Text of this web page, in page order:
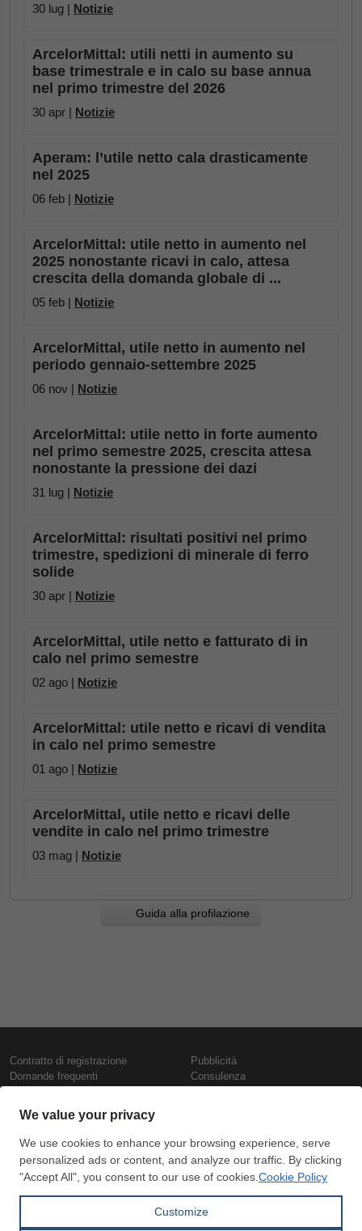
30 lug | Notizie
ArcelorMittal: utili netti in aumento su
base trimestrale e in calo su base annua
nel primo trimestre del 2026
30 apr | Notizie
Aperam: l’utile netto cala drasticamente
nel 2025
06 feb | Notizie
ArcelorMittal: utile netto in aumento nel
2025 nonostante ricavi in calo, attesa
crescita della domanda globale di ...
05 feb | Notizie
ArcelorMittal, utile netto in aumento nel
periodo gennaio-settembre 2025
06 nov | Notizie
ArcelorMittal: utile netto in forte aumento
nel primo semestre 2025, crescita attesa
nonostante la pressione dei dazi
31 lug | Notizie
ArcelorMittal: risultati positivi nel primo
trimestre, spedizioni di minerale di ferro
solide
30 apr | Notizie
ArcelorMittal, utile netto e fatturato di in
calo nel primo semestre
02 ago | Notizie
ArcelorMittal: utile netto e ricavi di vendita
in calo nel primo semestre
01 ago | Notizie
ArcelorMittal, utile netto e ricavi delle
vendite in calo nel primo trimestre
03 mag | Notizie
Guida alla profilazione
Contratto di registrazione
Domande frequenti
Contattaci
Termini di utilizzo
Pubblicità
Consulenza
Prezzi e indici
Prezzi giornalieri rottame
Marketplace Inc.
Tutti i diritti riservati